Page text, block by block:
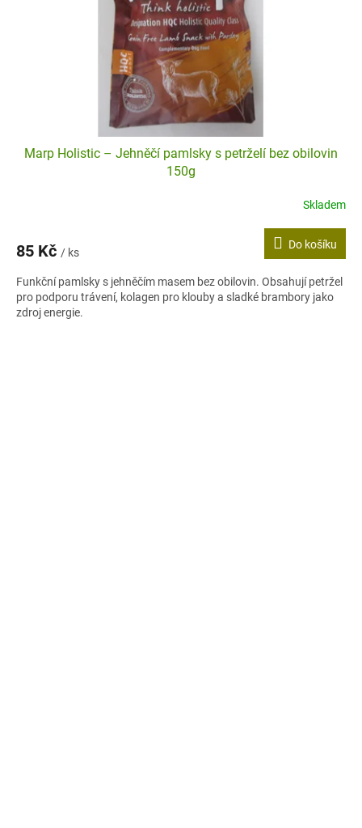
Marp Holistic – Jehněčí pamlsky s petrželí bez obilovin
150g
Skladem
85 Kč / ks
Do košíku
Funkční pamlsky s jehněčím masem bez obilovin. Obsahují petržel
pro podporu trávení, kolagen pro klouby a sladké brambory jako
zdroj energie.